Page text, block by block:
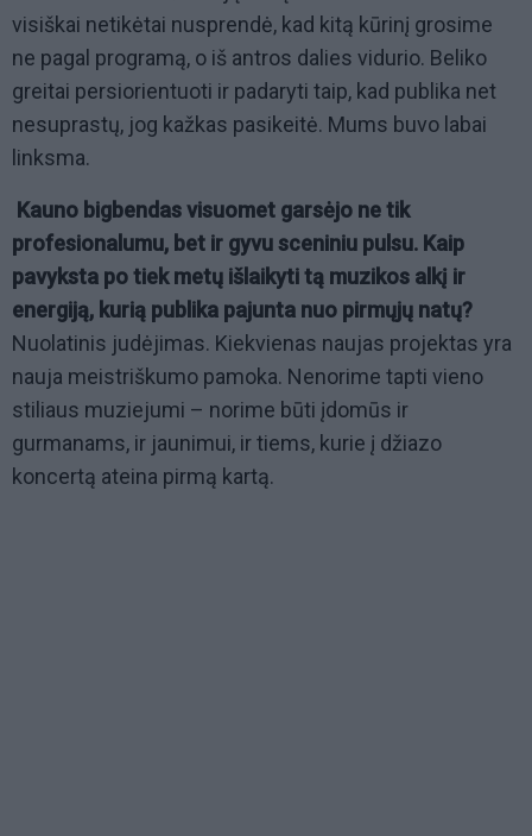
visiškai netikėtai nusprendė, kad kitą kūrinį grosime
ne pagal programą, o iš antros dalies vidurio. Beliko
greitai persiorientuoti ir padaryti taip, kad publika net
nesuprastų, jog kažkas pasikeitė. Mums buvo labai
linksma.
Kauno bigbendas visuomet garsėjo ne tik
profesionalumu, bet ir gyvu sceniniu pulsu. Kaip
pavyksta po tiek metų išlaikyti tą muzikos alkį ir
energiją, kurią publika pajunta nuo pirmųjų natų?
Nuolatinis judėjimas. Kiekvienas naujas projektas yra
nauja meistriškumo pamoka. Nenorime tapti vieno
stiliaus muziejumi – norime būti įdomūs ir
gurmanams, ir jaunimui, ir tiems, kurie į džiazo
koncertą ateina pirmą kartą.